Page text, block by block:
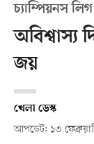
চ্যাম্পিয়নস লিগ
অবিশ্বাস্য
জয়
খেলা ডেস্ক
আপডেট: ১৩